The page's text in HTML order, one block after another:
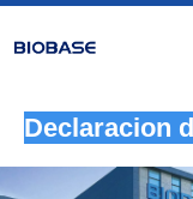
Declaracion